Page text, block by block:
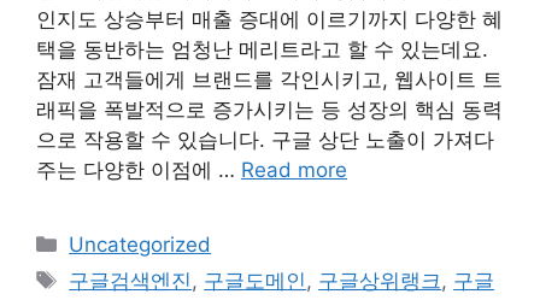
인지도 상승부터 매출 증대에 이르기까지 다양한 혜
택을 동반하는 엄청난 메리트라고 할 수 있는데요.
잠재 고객들에게 브랜드를 각인시키고, 웹사이트 트
래픽을 폭발적으로 증가시키는 등 성장의 핵심 동력
으로 작용할 수 있습니다. 구글 상단 노출이 가져다
주는 다양한 이점에 … Read more
Categories
Uncategorized
Tags
구글검색엔진, 구글도메인, 구글상위랭크, 구글